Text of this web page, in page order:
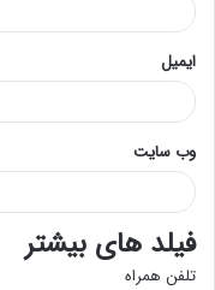
ایمیل
وب‌ سایت
فیلد های بیشتر
تلفن همراه